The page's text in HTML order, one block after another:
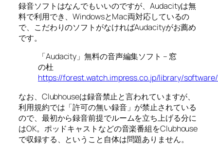
録音ソフトはなんでもいいのですが、Audacityは無
料で利用でき、WindowsとMac両対応しているの
で、こだわりのソフトがなければAudacityがお薦め
です。
「Audacity」無料の音声編集ソフト – 窓
の杜
https://forest.watch.impress.co.jp/library/
なお、Clubhouseは録音禁止と言われていますが、
利用規約では「許可の無い録音」が禁止されている
ので、最初から録音前提でルームを立ち上げる分に
はOK。ポッドキャストなどの音楽番組をClubhouse
で収録する、ということ自体は問題ありません。